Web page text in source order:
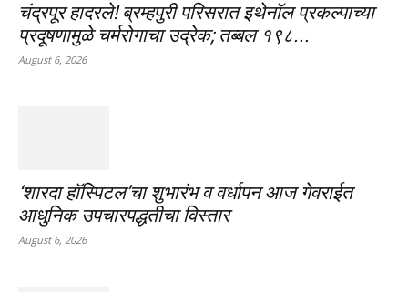
चंद्रपूर हादरले! ब्रम्हपुरी परिसरात इथेनॉल प्रकल्पाच्या
प्रदूषणामुळे चर्मरोगाचा उद्रेक; तब्बल १९८...
August 6, 2026
‘शारदा हॉस्पिटल’चा शुभारंभ व वर्धापन आज गेवराईत
आधुनिक उपचारपद्धतीचा विस्तार
August 6, 2026